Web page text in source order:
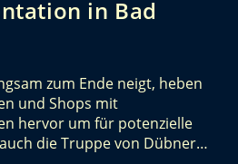
in Bad
zum Ende neigt, heben
und Shops mit
hervor um für potenzielle
die Truppe von Dübner…